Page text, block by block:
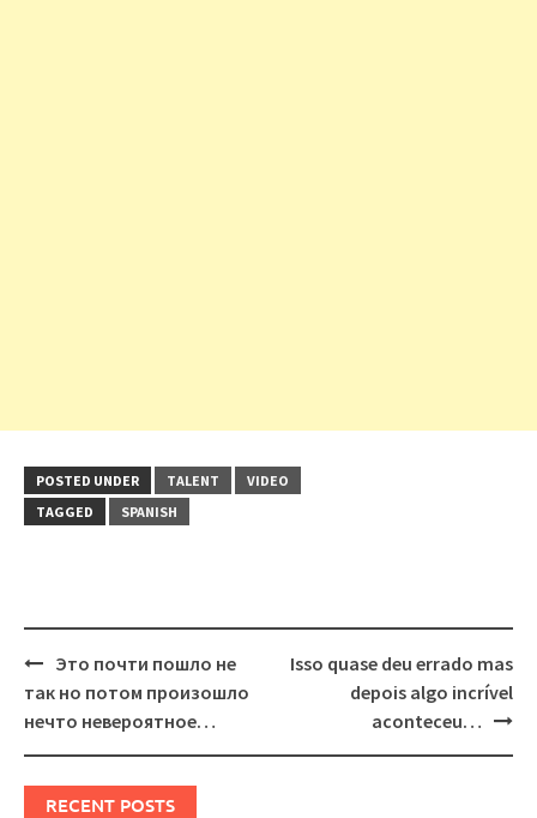
POSTED UNDER TALENT
VIDEO
TAGGED
SPANISH
Post
navigation
Это почти пошло не
так но потом произошло
нечто невероятное…
Isso quase deu errado mas
depois algo incrível
aconteceu…
RECENT POSTS